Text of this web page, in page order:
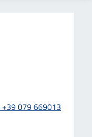
079 669013